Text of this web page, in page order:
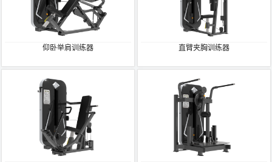
仰卧举肩训练器 直臂夹胸训练器